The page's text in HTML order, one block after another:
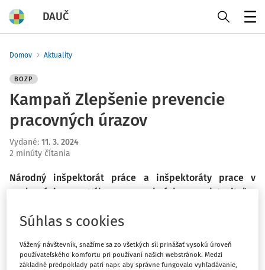
DAUČ
Domov Aktuality
BOZP
Kampaň Zlepšenie prevencie
pracovných úrazov
Vydané: 11. 3. 2024
2 minúty čítania
Národný inšpektorát práce a inšpektoráty prace v
spolupráci s Výborom vrchných predstaviteľov
2024 na slovenských pracoviskách kontroly zamerané na
kultúru prevencie v organizáciách aj medzi jednotlivými
zamestnancami, v súlade s prístupom nulovej vízie k
Súhlas s cookies
Vážený návštevník, snažíme sa zo všetkých síl prinášať vysokú úroveň
používateľského komfortu pri používaní našich webstránok. Medzi
základné predpoklady patrí napr. aby správne fungovalo vyhľadávanie,